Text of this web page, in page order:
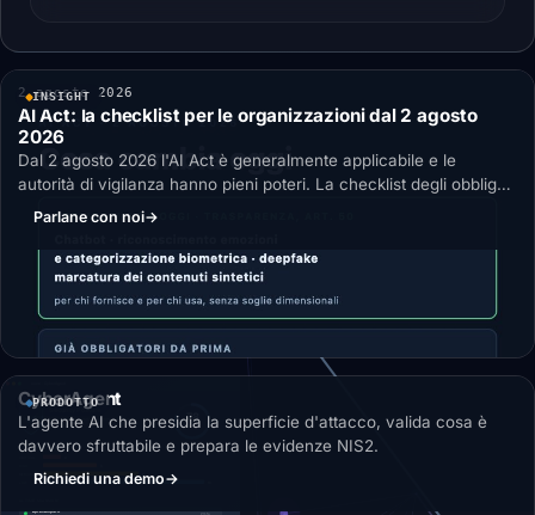
INSIGHT
2 agosto 2026
AI Act: la checklist per le organizzazioni dal 2 agosto
2026
Dal 2 agosto 2026 l'AI Act è generalmente applicabile e le
autorità di vigilanza hanno pieni poteri. La checklist degli obblighi
già in vigore per chi fornisce e chi usa sistemi AI, quelli rinviati
Parlane con noi→
PRODOTTO
CyberAgent
L'agente AI che presidia la superficie d'attacco, valida cosa è
davvero sfruttabile e prepara le evidenze NIS2.
Richiedi una demo→